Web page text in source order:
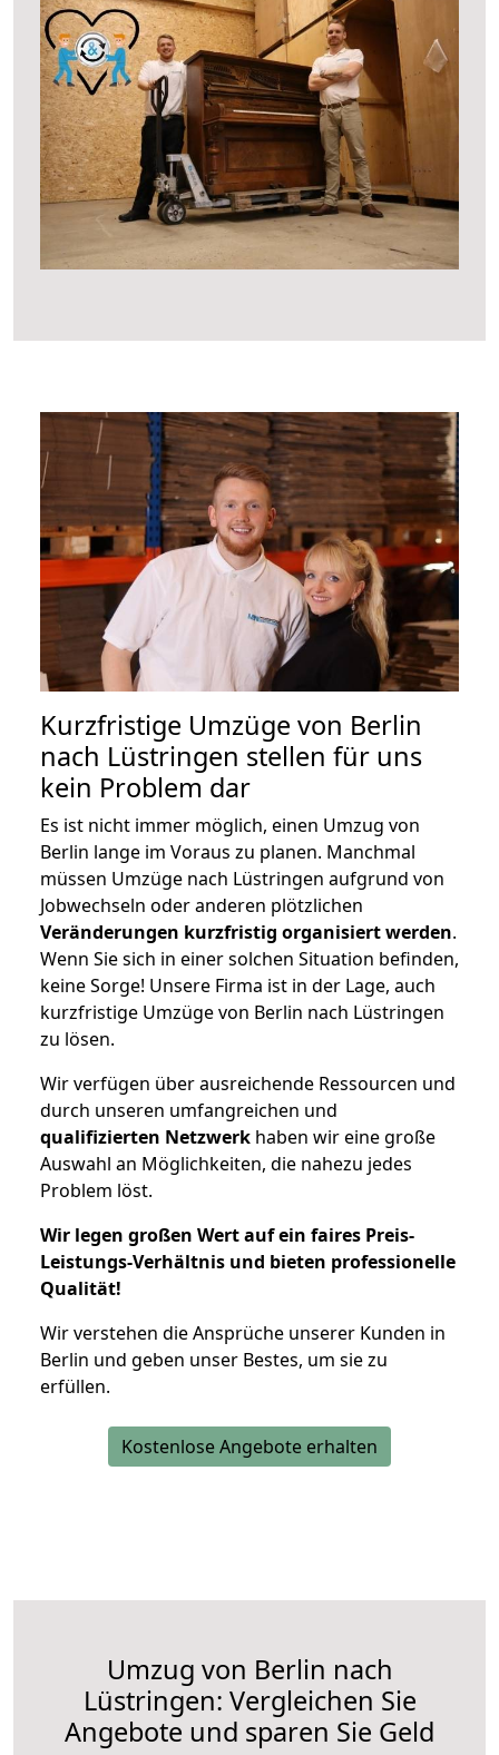
Kurzfristige Umzüge von Berlin
nach Lüstringen stellen für uns
kein Problem dar
Es ist nicht immer möglich, einen Umzug von
Berlin lange im Voraus zu planen. Manchmal
müssen Umzüge nach Lüstringen aufgrund von
Jobwechseln oder anderen plötzlichen
Veränderungen kurzfristig organisiert werden.
Wenn Sie sich in einer solchen Situation befinden,
keine Sorge! Unsere Firma ist in der Lage, auch
kurzfristige Umzüge von Berlin nach Lüstringen
zu lösen.
Wir verfügen über ausreichende Ressourcen und
durch unseren umfangreichen und
qualifizierten Netzwerk haben wir eine große
Auswahl an Möglichkeiten, die nahezu jedes
Problem löst.
Wir legen großen Wert auf ein faires Preis-
Leistungs-Verhältnis und bieten professionelle
Qualität!
Wir verstehen die Ansprüche unserer Kunden in
Berlin und geben unser Bestes, um sie zu
erfüllen.
Kostenlose Angebote erhalten
Umzug von Berlin nach
Lüstringen: Vergleichen Sie
Angebote und sparen Sie Geld